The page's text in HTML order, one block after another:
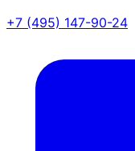
+7 (495) 147-90-24